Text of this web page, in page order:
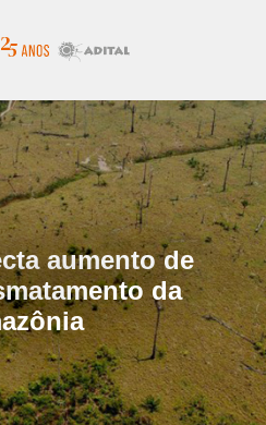
aumento de
da